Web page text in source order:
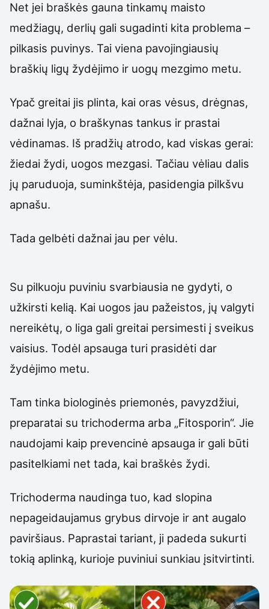
Net jei braškės gauna tinkamų maisto
medžiagų, derlių gali sugadinti kita problema –
pilkasis puvinys. Tai viena pavojingiausių
braškių ligų žydėjimo ir uogų mezgimo metu.
Ypač greitai jis plinta, kai oras vėsus, drėgnas,
dažnai lyja, o braškynas tankus ir prastai
vėdinamas. Iš pradžių atrodo, kad viskas gerai:
žiedai žydi, uogos mezgasi. Tačiau vėliau dalis
jų paruduoja, suminkštėja, pasidengia pilkšvu
apnašu.
Tada gelbėti dažnai jau per vėlu.
Su pilkuoju puviniu svarbiausia ne gydyti, o
užkirsti kelią. Kai uogos jau pažeistos, jų valgyti
nereikėtų, o liga gali greitai persimesti į sveikus
vaisius. Todėl apsauga turi prasidėti dar
žydėjimo metu.
Tam tinka biologinės priemonės, pavyzdžiui,
preparatai su trichoderma arba „Fitosporin“. Jie
naudojami kaip prevencinė apsauga ir gali būti
pasitelkiami net tada, kai braškės žydi.
Trichoderma naudinga tuo, kad slopina
nepageidaujamus grybus dirvoje ir ant augalo
paviršiaus. Paprastai tariant, ji padeda sukurti
tokią aplinką, kurioje puviniui sunkiau įsitvirtinti.